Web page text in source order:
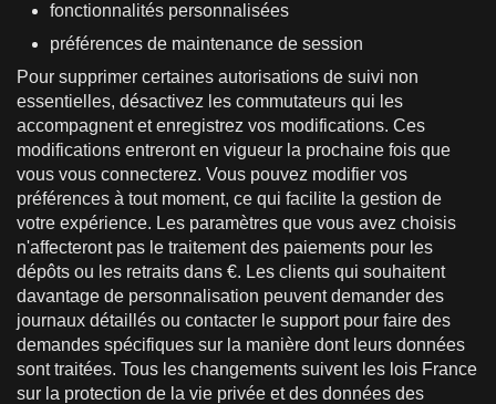
fonctionnalités personnalisées
préférences de maintenance de session
Pour supprimer certaines autorisations de suivi non
essentielles, désactivez les commutateurs qui les
accompagnent et enregistrez vos modifications. Ces
modifications entreront en vigueur la prochaine fois que
vous vous connecterez. Vous pouvez modifier vos
préférences à tout moment, ce qui facilite la gestion de
votre expérience. Les paramètres que vous avez choisis
n'affecteront pas le traitement des paiements pour les
dépôts ou les retraits dans €. Les clients qui souhaitent
davantage de personnalisation peuvent demander des
journaux détaillés ou contacter le support pour faire des
demandes spécifiques sur la manière dont leurs données
sont traitées. Tous les changements suivent les lois France
sur la protection de la vie privée et des données des